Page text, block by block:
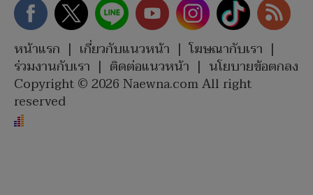
หน้าแรก | เกี่ยวกับแนวหน้า | โฆษณากับเรา |
ร่วมงานกับเรา | ติดต่อแนวหน้า | นโยบายข้อตกลง
Copyright © 2026 Naewna.com All right
reserved